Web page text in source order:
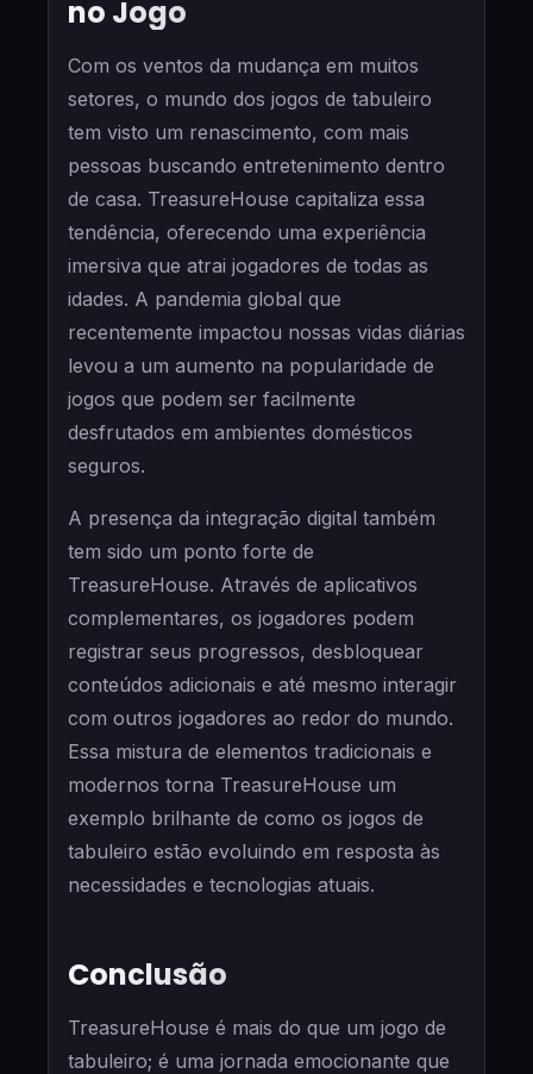
no Jogo
Com os ventos da mudança em muitos
setores, o mundo dos jogos de tabuleiro
tem visto um renascimento, com mais
pessoas buscando entretenimento dentro
de casa. TreasureHouse capitaliza essa
tendência, oferecendo uma experiência
imersiva que atrai jogadores de todas as
idades. A pandemia global que
recentemente impactou nossas vidas diárias
levou a um aumento na popularidade de
jogos que podem ser facilmente
desfrutados em ambientes domésticos
seguros.
A presença da integração digital também
tem sido um ponto forte de
TreasureHouse. Através de aplicativos
complementares, os jogadores podem
registrar seus progressos, desbloquear
conteúdos adicionais e até mesmo interagir
com outros jogadores ao redor do mundo.
Essa mistura de elementos tradicionais e
modernos torna TreasureHouse um
exemplo brilhante de como os jogos de
tabuleiro estão evoluindo em resposta às
necessidades e tecnologias atuais.
Conclusão
TreasureHouse é mais do que um jogo de
tabuleiro; é uma jornada emocionante que